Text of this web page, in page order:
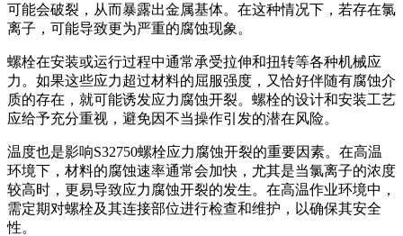
可能会破裂，从而暴露出金属基体。在这种情况下，若存在氯
离子，可能导致更为严重的腐蚀现象。
螺栓在安装或运行过程中通常承受拉伸和扭转等各种机械应
力。如果这些应力超过材料的屈服强度，又恰好伴随有腐蚀介
质的存在，就可能诱发应力腐蚀开裂。螺栓的设计和安装工艺
应给予充分重视，避免因不当操作引发的潜在风险。
温度也是影响S32750螺栓应力腐蚀开裂的重要因素。在高温
环境下，材料的腐蚀速率通常会加快，尤其是当氯离子的浓度
较高时，更易导致应力腐蚀开裂的发生。在高温作业环境中，
需定期对螺栓及其连接部位进行检查和维护，以确保其安全
性。